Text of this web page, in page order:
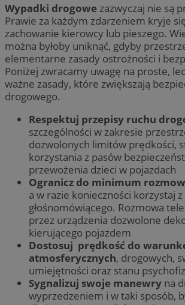
Wypadki drogowe zazwyczaj nie są
Prawie za każdym zdarzeniem kryje
zachowanie kierowcy lub pieszego.
można byłoby uniknąć, gdyby
elementarne zasady ostrożności i
Poniżej zwracamy uwagę na proste,
ważne zasady, które zwiększają
drogowego.
Respektuj przepisy ruchu
szczególności w zakresie
dozwolonych limitów prędkości,
korzystania z pasów
przewożenia dzieci w pojazdach
Ogranicz do minimum
a w razie konieczności korzystaj
głośnomówiącego. Rozmowa
przez urządzenia dozwolone
kierującego pojazdem
Dostosuj prędkość do
atmosferycznych, drogowych,
umiejętności oraz stanu
Sygnalizuj swoje manewry na
wyprzedzeniem i w taki sposób,